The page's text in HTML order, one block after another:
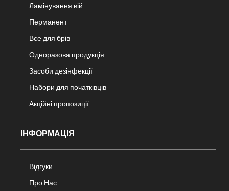
Ламінування вій
Перманент
Все для брів
Одноразова продукція
Засоби дезінфекції
Набори для початківців
Акційні пропозиції
ІНФОРМАЦІЯ
Відгуки
Про Нас